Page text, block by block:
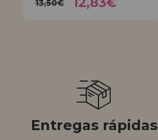
13,50€
Entregas rápidas